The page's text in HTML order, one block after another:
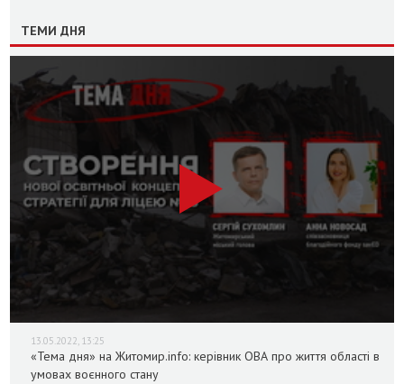
ТЕМИ ДНЯ
13.05.2022, 13:25
«Тема дня» на Житомир.info: керівник ОВА про життя області в
умовах воєнного стану